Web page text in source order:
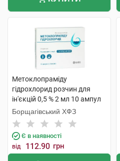
Метоклопраміду
гідрохлорид розчин для
ін'єкцій 0,5 % 2 мл 10 ампул
Борщагівський ХФЗ
Є в наявності
від 112.90 грн